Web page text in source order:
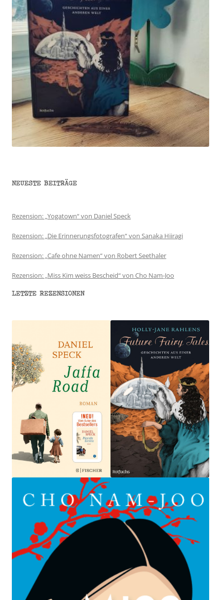
NEUESTE BEITRÄGE
Rezension: „Yogatown“ von Daniel Speck
Rezension: „Die Erinnerungsfotografen“ von Sanaka Hiiragi
Rezension: „Cafe ohne Namen“ von Robert Seethaler
Rezension: „Miss Kim weiss Bescheid“ von Cho Nam-Joo
LETZTE REZENSIONEN